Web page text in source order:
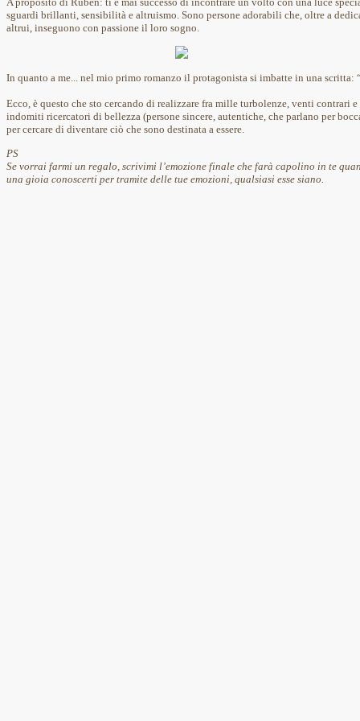
sguardi brillanti, sensibilità e altruismo. Sono persone adorabili che, oltre a
altrui, inseguono con passione il loro sogno.
In quanto a me... nel mio primo romanzo il protagonista si imbatte in una scritta:
Ecco, è questo che sto cercando di realizzare fra mille turbolenze, venti
indomiti ricercatori di bellezza (persone sincere, autentiche, che parlano per
per cercare di diventare ciò che sono destinata a essere.
PS
Se vorrai farmi un regalo, scrivimi l’emozione finale che farà capolino in te
una gioia conoscerti per tramite delle tue emozioni, qualsiasi esse siano.